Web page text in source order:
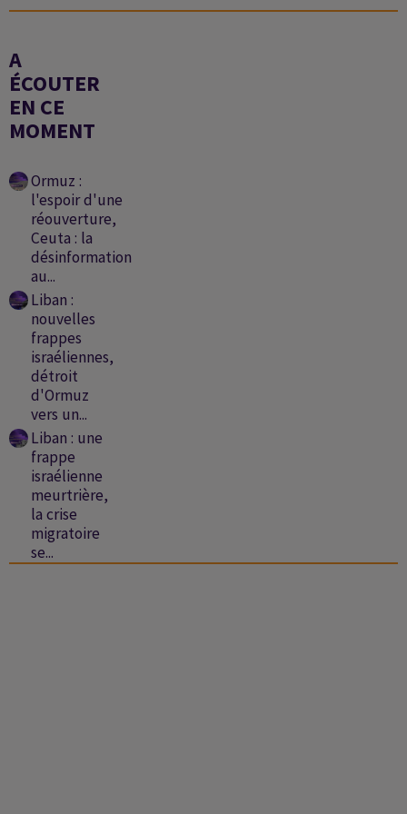
A
ÉCOUTER
EN CE
MOMENT
Ormuz :
l'espoir d'une
réouverture,
Ceuta : la
désinformation
au...
Liban :
nouvelles
frappes
israéliennes,
détroit
d'Ormuz
vers un...
Liban : une
frappe
israélienne
meurtrière,
la crise
migratoire
se...